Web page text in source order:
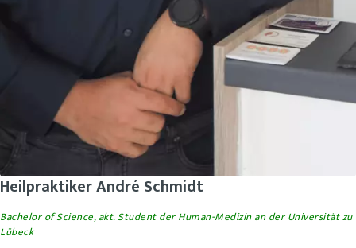
Heilpraktiker André Schmidt
Bachelor of Science, akt. Student der Human-Medizin an der Universität zu
Lübeck